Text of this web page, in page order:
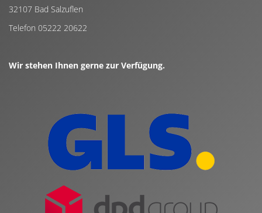
32107 Bad Salzuflen
Telefon 05222 20622
Wir stehen Ihnen gerne zur Verfügung.